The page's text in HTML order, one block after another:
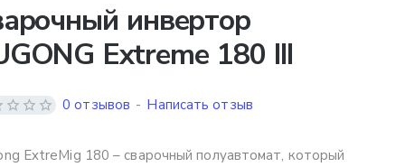
инвертор
Extreme 180 III
ExtreMig 180 – сварочный полуавтомат, который
0 отзывов - Написать отзыв